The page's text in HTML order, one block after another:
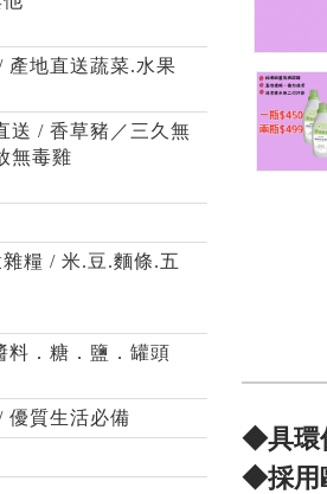
產地直送蔬菜.水果
送 / 香草豬／三久無
無毒雞
糧 / 米.豆.麵條.五
料．糖．鹽．罐頭
優質生活必備
◆具環
◆採用